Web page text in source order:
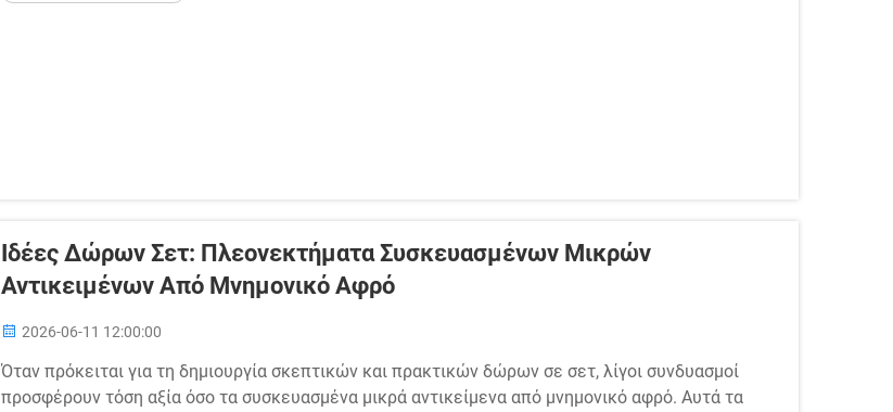
Ιδέες Δώρων Σετ: Πλεονεκτήματα Συσκευασμένων Μικρών
Αντικειμένων Από Μνημονικό Αφρό
2026-06-11 12:00:00
Όταν πρόκειται για τη δημιουργία σκεπτικών και πρακτικών δώρων σε σετ, λίγοι συνδυασμοί
προσφέρουν τόση αξία όσο τα συσκευασμένα μικρά αντικείμενα από μνημονικό αφρό. Αυτά τα